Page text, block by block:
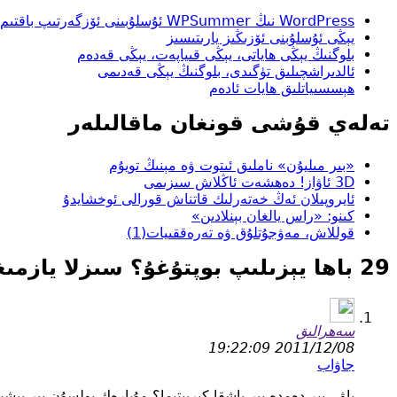
WordPress نىڭ WPSummer ئۇسلۇبىنى ئۆزگەرتىپ باقتىم
يېڭى ئۇسلۇبنى ئۆزىڭىز يارىتىسىز
بلوگنىڭ يېڭى ھاياتى، يېڭى قىياپەت، يېڭى قەدەم
ئالدىراشچىلىق تۈگىدى، بلوگنىڭ يېڭى قەدىمى
ھېسسىياتلىق ھايات ئادەم
تەلەي قۇشى قونغان ماقالىلەر
«بىر مىليۇن» ناملىق ئىتوت ۋە مېنىڭ تويۇم
3D ئاۋاز! دەھشەت ئاڭلاش سىزىمى
ئايروپىلان ئەڭ خەتەرلىك قاتناش قورالى ئوخشايدۇ
كىنو: «راس يالغان بېنلادىن»
قوللاش، مەۋجۇتلۇق ۋە تەرەققىيات(1)
29 باھا يېزىلىپ بوپتۇغۇ؟ سىزلا يازمىغان ئوخشايسىز ...
سەھرالىق
2011/12/08 19:22:09
جاۋاب